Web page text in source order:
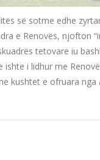
së sotme edhe
e Renovës, njofton
tetovare iu
ishte i lidhur me
kushtet e ofruara nga